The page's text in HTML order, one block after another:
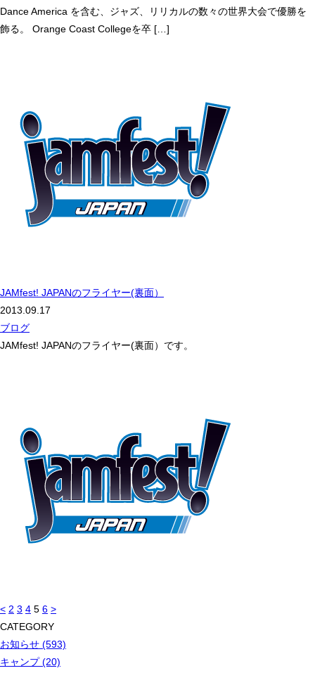
Dance America を含む、ジャズ、リリカルの数々の世界大会で優勝を
飾る。 Orange Coast Collegeを卒 […]
JAMfest! JAPANのフライヤー(裏面）
2013.09.17
ブログ
JAMfest! JAPANのフライヤー(裏面）です。
< 2 3 4 5 6 >
CATEGORY
お知らせ (593)
キャンプ (20)